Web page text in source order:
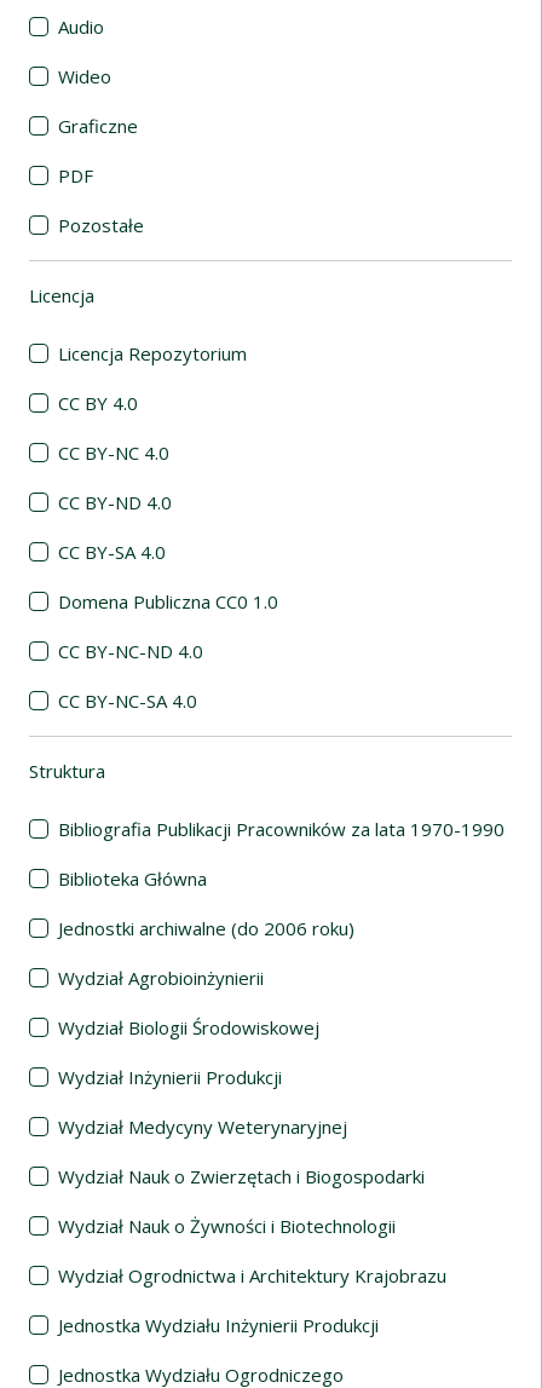
Audio
Wideo
Graficzne
PDF
Pozostałe
Licencja
Licencja Repozytorium
CC BY 4.0
CC BY-NC 4.0
CC BY-ND 4.0
CC BY-SA 4.0
Domena Publiczna CC0 1.0
CC BY-NC-ND 4.0
CC BY-NC-SA 4.0
Struktura
Bibliografia Publikacji Pracowników za lata 1970-1990
Biblioteka Główna
Jednostki archiwalne (do 2006 roku)
Wydział Agrobioinżynierii
Wydział Biologii Środowiskowej
Wydział Inżynierii Produkcji
Wydział Medycyny Weterynaryjnej
Wydział Nauk o Zwierzętach i Biogospodarki
Wydział Nauk o Żywności i Biotechnologii
Wydział Ogrodnictwa i Architektury Krajobrazu
Jednostka Wydziału Inżynierii Produkcji
Jednostka Wydziału Ogrodniczego